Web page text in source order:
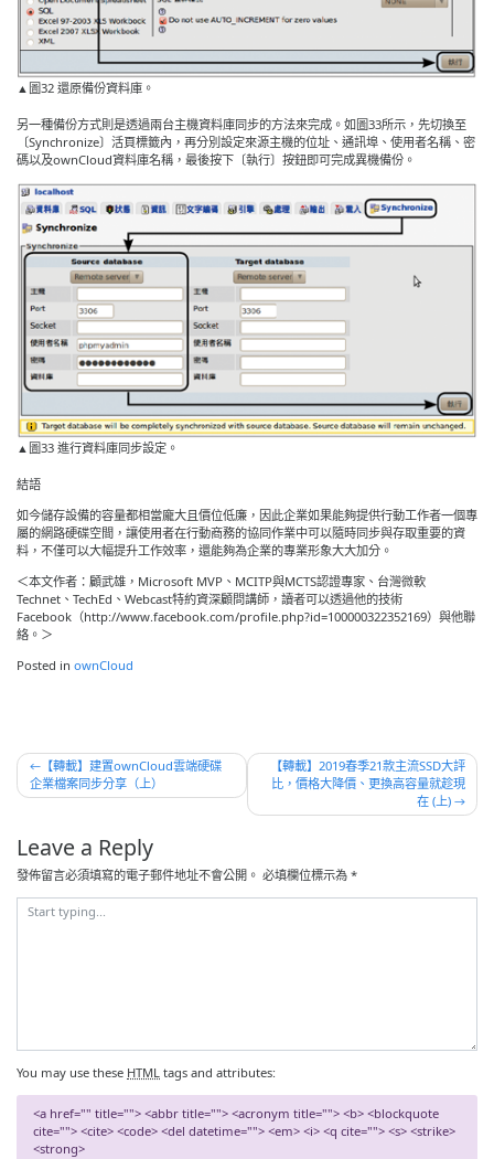
▲圖32 還原備份資料庫。
另一種備份方式則是透過兩台主機資料庫同步的方法來完成。如圖33所示，先切換至
〔Synchronize〕活頁標籤內，再分別設定來源主機的位址、通訊埠、使用者名稱、密
碼以及ownCloud資料庫名稱，最後按下〔執行〕按鈕即可完成異機備份。
▲圖33 進行資料庫同步設定。
結語
如今儲存設備的容量都相當龐大且價位低廉，因此企業如果能夠提供行動工作者一個專
屬的網路硬碟空間，讓使用者在行動商務的協同作業中可以隨時同步與存取重要的資
料，不僅可以大幅提升工作效率，還能夠為企業的專業形象大大加分。
＜本文作者：顧武雄，Microsoft MVP、MCITP與MCTS認證專家、台灣微軟
Technet、TechEd、Webcast特約資深顧問講師，讀者可以透過他的技術
Facebook（http://www.facebook.com/profile.php?id=100000322352169）與他聯
絡。＞
Posted in ownCloud
文
章
覽
【轉載】建置ownCloud雲端硬碟
企業檔案同步分享（上）
【轉載】2019春季21款主流SSD大評
比，價格大降價、更換高容量就趁現
在 (上)
Leave a Reply
發佈留言必須填寫的電子郵件地址不會公開。 必填欄位標示為 *
You may use these HTML tags and attributes:
<a href="" title=""> <abbr title=""> <acronym title=""> <b> <blockquote
cite=""> <cite> <code> <del datetime=""> <em> <i> <q cite=""> <s> <strike>
<strong>